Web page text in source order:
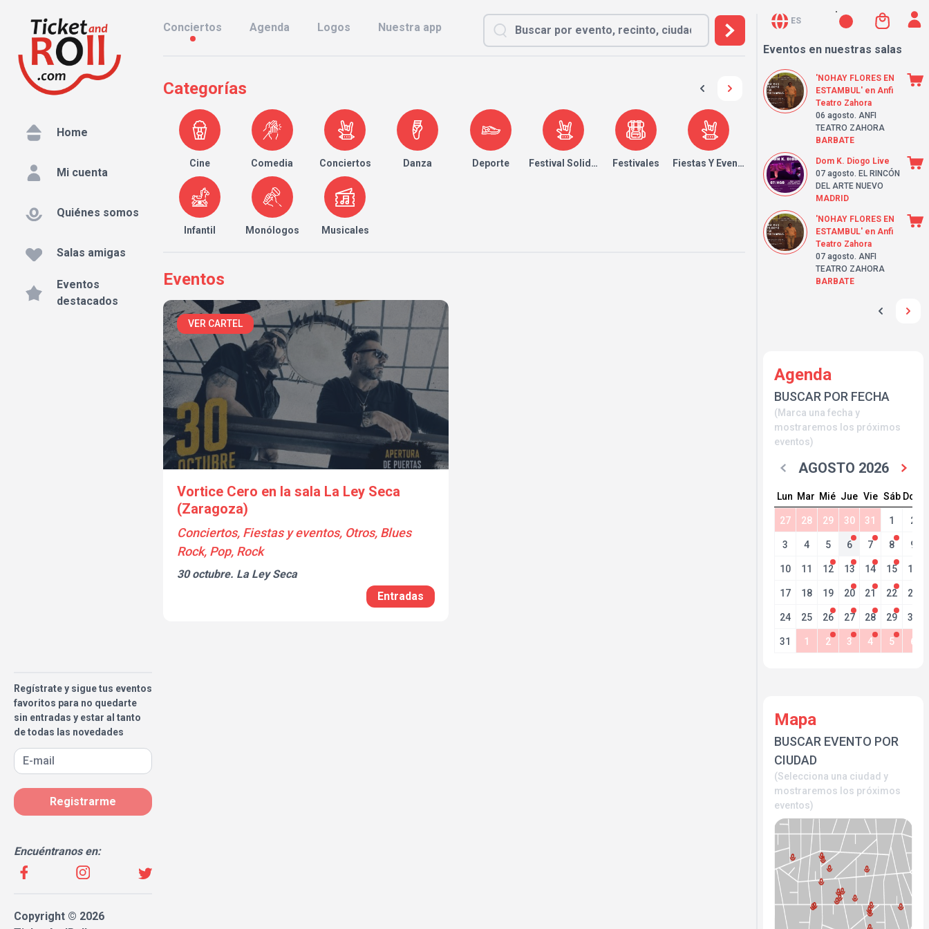
Home
Mi cuenta
Quiénes somos
Salas amigas
Eventos
destacados
Regístrate y sigue tus eventos
favoritos para no quedarte
sin entradas y estar al tanto
de todas las novedades
Registrarme
Encuéntranos en:
Copyright © 2026
Conciertos Agenda Logos Nuestra app
Categorías
Cine Comedia Conciertos Danza Deporte Festival Solidario Festivales Fiestas Y Eventos
Infantil Monólogos Musicales
Eventos
VER CARTEL
Vortice Cero en la sala La Ley Seca
(Zaragoza)
Conciertos, Fiestas y eventos, Otros, Blues
Rock, Pop, Rock
30 octubre. La Ley Seca
Entradas
ES
Eventos en nuestras salas
'NOHAY FLORES EN
ESTAMBUL' en Anfi
Teatro Zahora
06 agosto. ANFI
TEATRO ZAHORA
BARBATE
Dom K. Diogo Live
07 agosto. EL RINCÓN
DEL ARTE NUEVO
MADRID
'NOHAY FLORES EN
ESTAMBUL' en Anfi
Teatro Zahora
07 agosto. ANFI
TEATRO ZAHORA
BARBATE
Agenda
BUSCAR POR FECHA
(Marca una fecha y
mostraremos los próximos
eventos)
AGOSTO 2026
Lun Mar Mié Jue Vie Sáb Dom
27 28 29 30 31 1 2
3 4 5 6 7 8 9
10 11 12 13 14 15 16
17 18 19 20 21 22 23
24 25 26 27 28 29 30
31 1 2 3 4 5 6
Mapa
BUSCAR EVENTO POR
CIUDAD
(Selecciona una ciudad y
mostraremos los próximos
eventos)